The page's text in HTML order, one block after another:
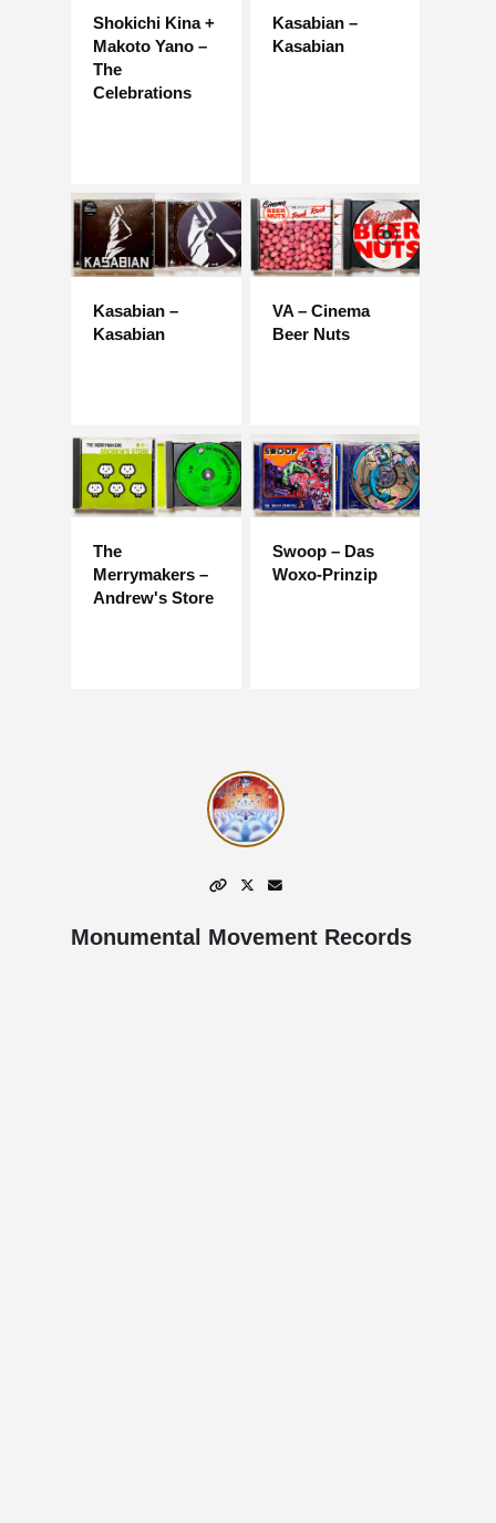
Shokichi Kina +
Makoto Yano –
The
Celebrations
Kasabian –
Kasabian
Kasabian –
Kasabian
VA – Cinema
Beer Nuts
The
Merrymakers –
Andrew's Store
Swoop – Das
Woxo-Prinzip
Monumental Movement Records